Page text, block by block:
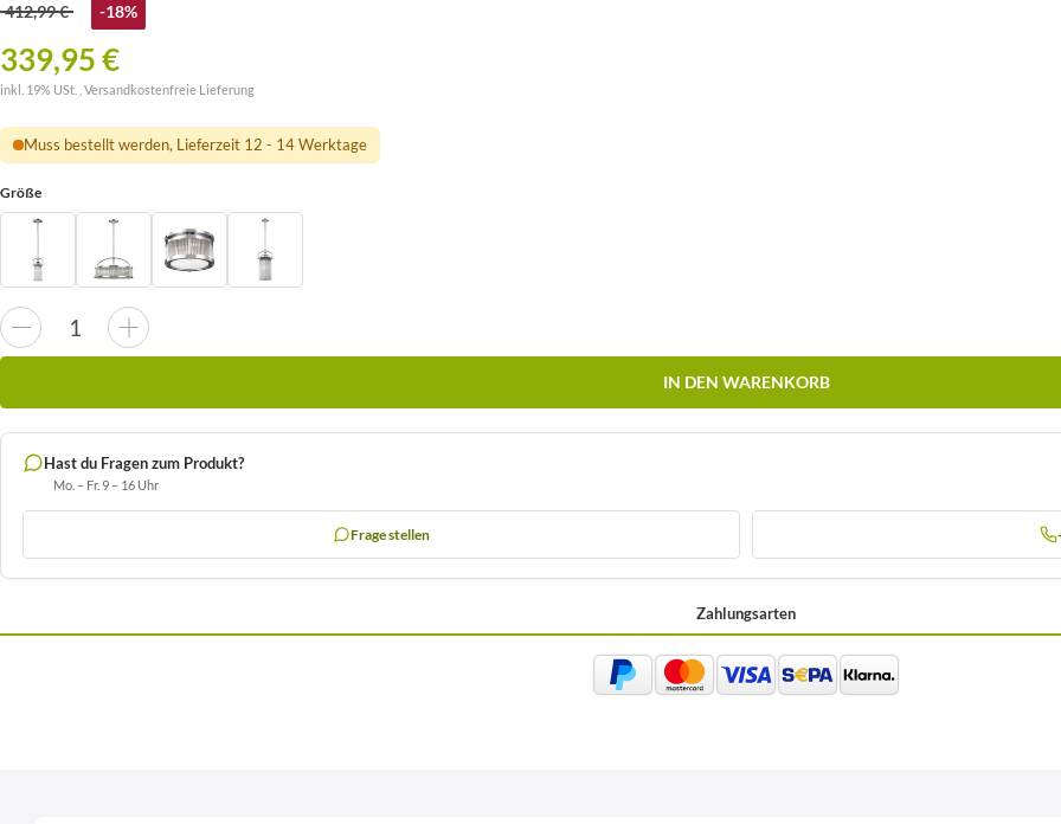
412,99 € -18%
339,95 €
inkl. 19% USt. , Versandkostenfreie Lieferung
Muss bestellt werden, Lieferzeit 12 - 14 Werktage
Größe
IN DEN WARENKORB
Hast du Fragen zum Produkt?
Mo. – Fr. 9 – 16 Uhr
Frage stellen
Zahlungsarten